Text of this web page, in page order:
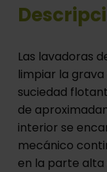
Las lavadoras
limpiar la
suciedad
de
interior se
mecánico
en la parte alta